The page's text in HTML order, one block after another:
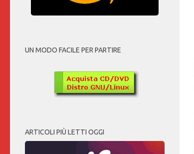
UN MODO FACILE PER PARTIRE
ARTICOLI PIÙ LETTI OGGI